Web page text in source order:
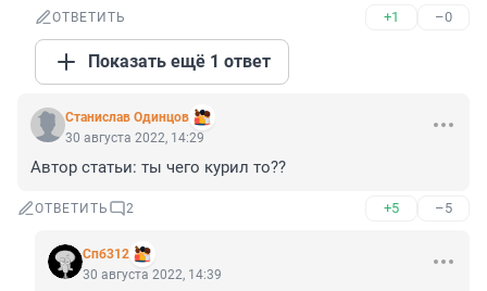
ОТВЕТИТЬ +1 –0
Показать ещё 1 ответ
Станислав Одинцов
30 августа 2022, 14:29
Автор статьи: ты чего курил то??
ОТВЕТИТЬ 2 +5 –5
Спб312
30 августа 2022, 14:39